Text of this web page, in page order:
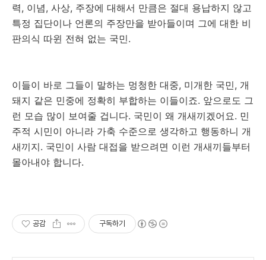
력, 이념, 사상, 주장에 대해서 만큼은 절대 용납하지 않고
특정 집단이나 언론의 주장만을 받아들이며 그에 대한 비
판의식 따윈 전혀 없는 국민.
이들이 바로 그들이 말하는 멍청한 대중, 미개한 국민, 개
돼지 같은 민중에 정확히 부합하는 이들이죠. 앞으로도 그
런 모습 많이 보여줄 겁니다. 국민이 왜 개새끼겠어요. 민
주적 시민이 아니라 가축 수준으로 생각하고 행동하니 개
새끼지. 국민이 사람 대접을 받으려면 이런 개새끼들부터
몰아내야 합니다.
공감 구독하기